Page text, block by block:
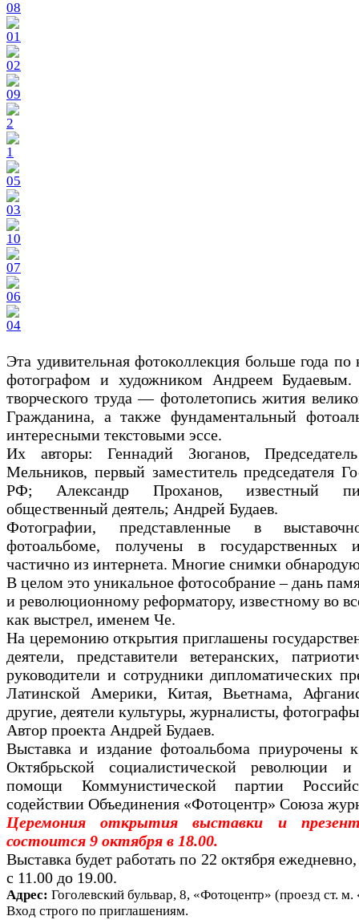
Эта удивительная фотоколлекция больше года по
фотографом и художником Андреем
творческого труда — фотолетопись жития
Гражданина, а также фундаментальный
интересными текстовыми эссе.
Их авторы: Геннадий Зюганов,
Мельников, первый заместитель председателя
РФ; Александр Проханов, известный
общественный деятель; Андрей Будаев.
Фотографии, представленные в
фотоальбоме, получены в государственных
частично из интернета. Многие снимки
В целом это уникальное фотособрание – дань
и революционному реформатору, известному во
как выстрел, именем Че.
На церемонию открытия приглашены
деятели, представители ветеранских,
руководители и сотрудники дипломатических
Латинской Америки, Китая, Вьетнама,
другие, деятели культуры, журналисты,
Автор проекта Андрей Будаев.
Выставка и издание фотоальбома приурочены
Октябрьской социалистической революции
помощи Коммунистической партии
содействии Объединения «Фотоцентр» Союза
Церемония открытия выставки и
состоится 9 октября в 18.00.
Выставка будет работать по 22 октября
с 11.00 до 19.00.
Адрес: Гоголевский бульвар, 8, «Фотоцентр» (проезд ст.
Вход строго по приглашениям.